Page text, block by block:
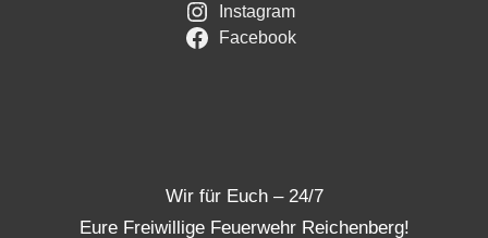
Instagram
Facebook
Wir für Euch – 24/7
Eure Freiwillige Feuerwehr Reichenberg!